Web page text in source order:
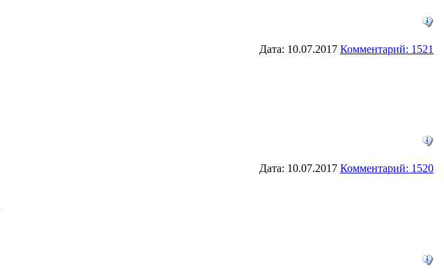
Дата: 10.07.2017 Комментарий: 1521
Дата: 10.07.2017 Комментарий: 1520